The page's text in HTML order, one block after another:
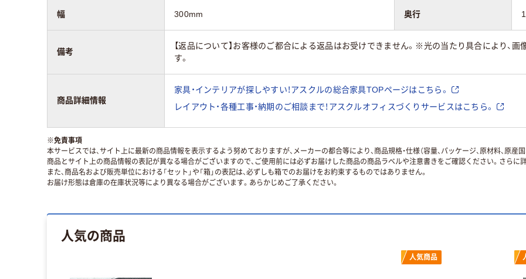
幅 300mm 奥行
備考
【返品について】お客様のご都合による返品はお受けできません。※光の当たり具合により、
す。
商品詳細情報
家具・インテリアが探しやすい！アスクルの総合家具TOPページはこちら。
レイアウト・各種工事・納期のご相談まで！アスクルオフィスづくりサービスはこちら。
※免責事項
本サービスでは、サイト上に最新の商品情報を表示するよう努めておりますが、メーカーの都合等により、商品規格・仕様（容量、パッケージ、原材料、原
商品とサイト上の商品情報の表記が異なる場合がございますので、ご使用前には必ずお届けした商品の商品ラベルや注意書きをご確認ください。さらに
また、商品名および販売単位における「セット」や「箱」の表記は、必ずしも箱でのお届けをお約束するものではありません。
お届け形態は倉庫の在庫状況等により異なる場合がございます。あらかじめご了承ください。
人気の商品
人気商品